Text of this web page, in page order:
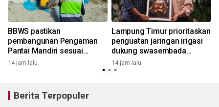
BBWS pastikan
pembangunan Pengaman
Pantai Mandiri sesuai
standar mutu
14 jam lalu
Lampung Timur prioritaskan
penguatan jaringan irigasi
dukung swasembada
pangan
14 jam lalu
Berita Terpopuler